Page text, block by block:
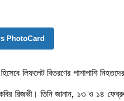
PhotoCard
লিফলেট বিতরণের পাশাপাশি
রিজভী। তিনি জানান, ১৩ ও ১৪